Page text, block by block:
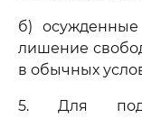
б)
лишение
в обычных
5. Для